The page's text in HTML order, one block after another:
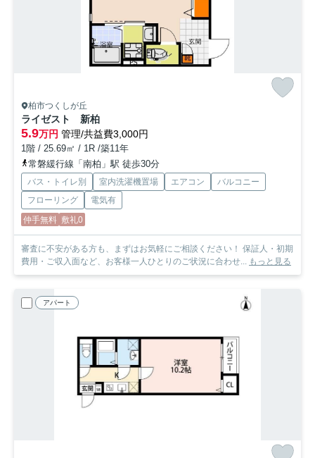
柏市つくしが丘
ライゼスト 新柏
5.9万円 管理/共益費3,000円
1階 / 25.69㎡ / 1R /築11年
常磐緩行線「南柏」駅 徒歩30分
バス・トイレ別 室内洗濯機置場 エアコン
バルコニー
フローリング
電気有
仲手無料 敷礼0
審査に不安がある方も、まずはお気軽にご相談ください！ 保証人・初期
費用・ご収入面など、お客様一人ひとりのご状況に合わせ... もっと見る
アパート